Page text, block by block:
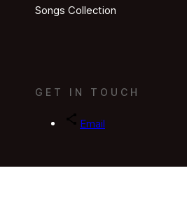
Songs Collection
GET IN TOUCH
Email